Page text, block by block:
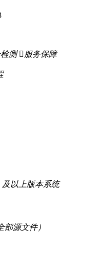
测  服务保障
及以上版本系统
源文件）